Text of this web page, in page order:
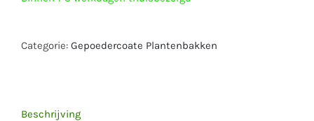
Categorie: Gepoedercoate Plantenbakken
Beschrijving